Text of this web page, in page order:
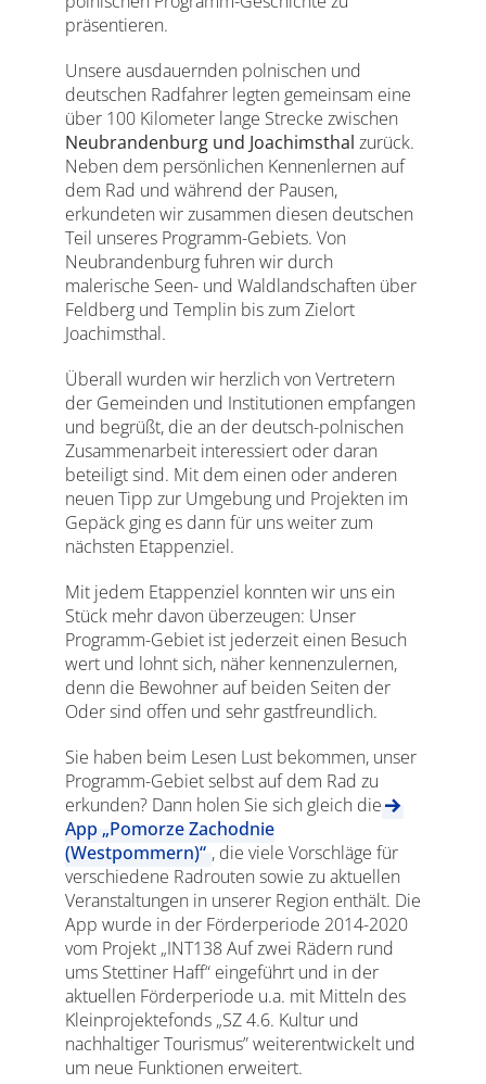
präsentieren.
Unsere ausdauernden polnischen und
deutschen Radfahrer legten gemeinsam eine
über 100 Kilometer lange Strecke zwischen
Neubrandenburg und Joachimsthal zurück.
Neben dem persönlichen Kennenlernen auf
dem Rad und während der Pausen,
erkundeten wir zusammen diesen deutschen
Teil unseres Programm-Gebiets. Von
Neubrandenburg fuhren wir durch
malerische Seen- und Waldlandschaften über
Feldberg und Templin bis zum Zielort
Joachimsthal.
Überall wurden wir herzlich von Vertretern
der Gemeinden und Institutionen empfangen
und begrüßt, die an der deutsch-polnischen
Zusammenarbeit interessiert oder daran
beteiligt sind. Mit dem einen oder anderen
neuen Tipp zur Umgebung und Projekten im
Gepäck ging es dann für uns weiter zum
nächsten Etappenziel.
Mit jedem Etappenziel konnten wir uns ein
Stück mehr davon überzeugen: Unser
Programm-Gebiet ist jederzeit einen Besuch
wert und lohnt sich, näher kennenzulernen,
denn die Bewohner auf beiden Seiten der
Oder sind offen und sehr gastfreundlich.
Sie haben beim Lesen Lust bekommen, unser
Programm-Gebiet selbst auf dem Rad zu
erkunden? Dann holen Sie sich gleich die
App „Pomorze Zachodnie
(Westpommern)“ , die viele Vorschläge für
verschiedene Radrouten sowie zu aktuellen
Veranstaltungen in unserer Region enthält. Die
App wurde in der Förderperiode 2014-2020
vom Projekt „INT138 Auf zwei Rädern rund
ums Stettiner Haff“ eingeführt und in der
aktuellen Förderperiode u.a. mit Mitteln des
Kleinprojektefonds „SZ 4.6. Kultur und
nachhaltiger Tourismus” weiterentwickelt und
um neue Funktionen erweitert.